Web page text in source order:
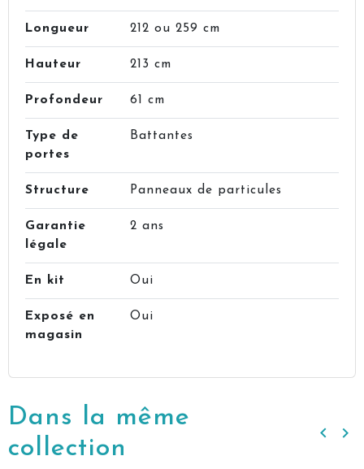
Longueur 212 ou 259 cm
Hauteur 213 cm
Profondeur 61 cm
Type de
portes
Battantes
Structure Panneaux de particules
Garantie
légale
2 ans
En kit Oui
Exposé en
magasin
Oui
Dans la même
collection
keyboard_arrow_left keyboard_arrow_right